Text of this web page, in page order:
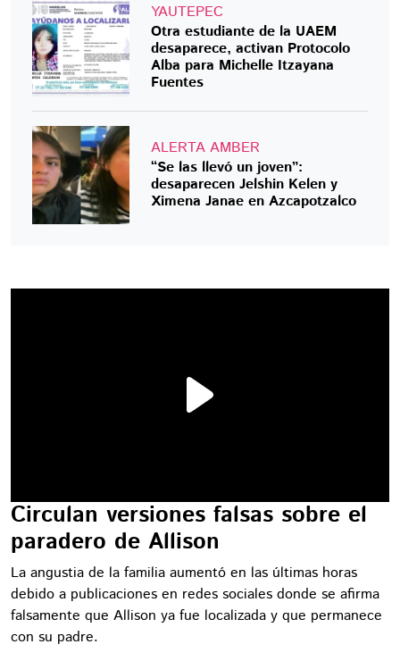
YAUTEPEC
Otra estudiante de la UAEM
desaparece, activan Protocolo
Alba para Michelle Itzayana
Fuentes
ALERTA AMBER
“Se las llevó un joven”:
desaparecen Jelshin Kelen y
Ximena Janae en Azcapotzalco
Circulan versiones falsas sobre el
paradero de Allison
La angustia de la familia aumentó en las últimas horas
debido a publicaciones en redes sociales donde se afirma
falsamente que Allison ya fue localizada y que permanece
con su padre.